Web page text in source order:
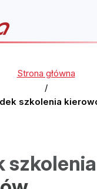
Strona główna
/
szkolenia
szkolenia